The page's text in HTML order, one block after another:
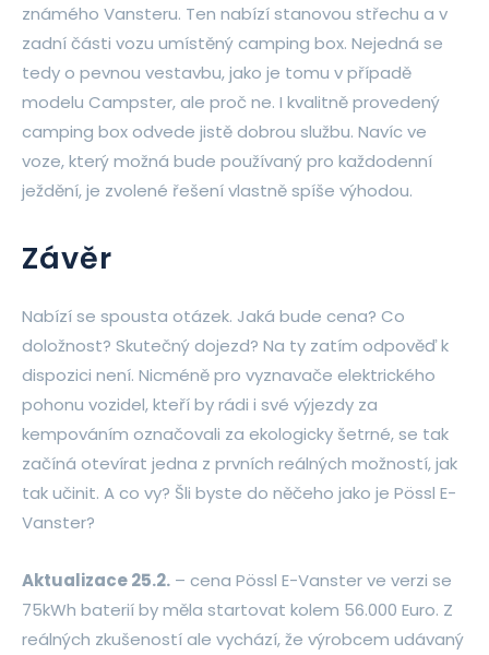
známého Vansteru. Ten nabízí stanovou střechu a v
zadní části vozu umístěný camping box. Nejedná se
tedy o pevnou vestavbu, jako je tomu v případě
modelu Campster, ale proč ne. I kvalitně provedený
camping box odvede jistě dobrou službu. Navíc ve
voze, který možná bude používaný pro každodenní
ježdění, je zvolené řešení vlastně spíše výhodou.
Závěr
Nabízí se spousta otázek. Jaká bude cena? Co
doložnost? Skutečný dojezd? Na ty zatím odpověď k
dispozici není. Nicméně pro vyznavače elektrického
pohonu vozidel, kteří by rádi i své výjezdy za
kempováním označovali za ekologicky šetrné, se tak
začíná otevírat jedna z prvních reálných možností, jak
tak učinit. A co vy? Šli byste do něčeho jako je Pössl E-
Vanster?
Aktualizace 25.2. – cena Pössl E-Vanster ve verzi se
75kWh baterií by měla startovat kolem 56.000 Euro. Z
reálných zkušeností ale vychází, že výrobcem udávaný